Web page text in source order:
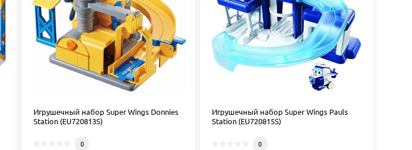
Игрушечный набор Super Wings Donnies
Station (EU720813S)
0
Игрушечный набор Super Wings Pauls
Station (EU720815S)
0